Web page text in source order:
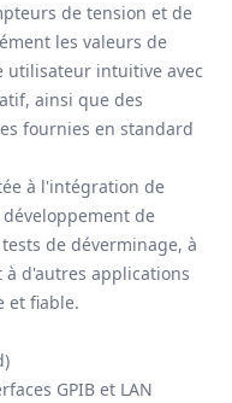
de tension et de
les valeurs de
utilisateur intuitive avec
ainsi que des
fournies en standard
à l'intégration de
développement de
de déverminage, à
d'autres applications
et fiable.
GPIB et LAN